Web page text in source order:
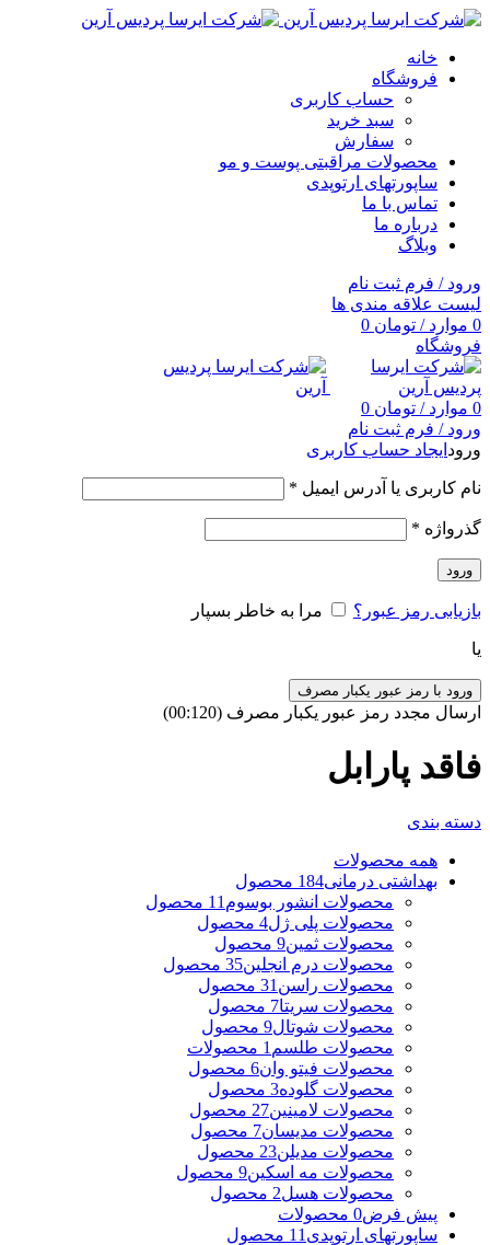
خانه
فروشگاه
حساب کاربری
سبد خرید
سفارش
محصولات مراقبتی پوست و مو
ساپورتهای ارتوپدی
تماس با ما
درباره ما
وبلاگ
ورود / فرم ثبت نام
لیست علاقه مندی ها
0 موارد / تومان
فروشگاه
0 موارد / تومان
ورود / فرم ثبت نام
ورود ایجاد حساب کاربری
نام کاربری یا آدرس ایمیل *
گذرواژه *
ورود
بازیابی رمز عبور؟ مرا به خاطر بسپار
یا
ورود با رمز عبور یکبار مصرف
ارسال مجدد رمز عبور یکبار مصرف (00:
120
)
فاقد پارابل
دسته بندی
همه محصولات
بهداشتی درمانی184 محصول
محصولات انشور بوسوم 11 محصول
محصولات پلی ژل4 محصول
محصولات ثمین9 محصول
محصولات درم انجلین35 محصول
محصولات راسن 31 محصول
محصولات سریتا7 محصول
محصولات شوتال9 محصول
محصولات طلسم 1 محصولات
محصولات فیتو وان6 محصول
محصولات گلوده3 محصول
محصولات لامینین27 محصول
محصولات مدیسان7 محصول
محصولات مدیلن23 محصول
محصولات مه اسکین9 محصول
محصولات هسل2 محصول
پیش فرض0 محصولات
ساپورتهای ارتوپدی 11 محصول